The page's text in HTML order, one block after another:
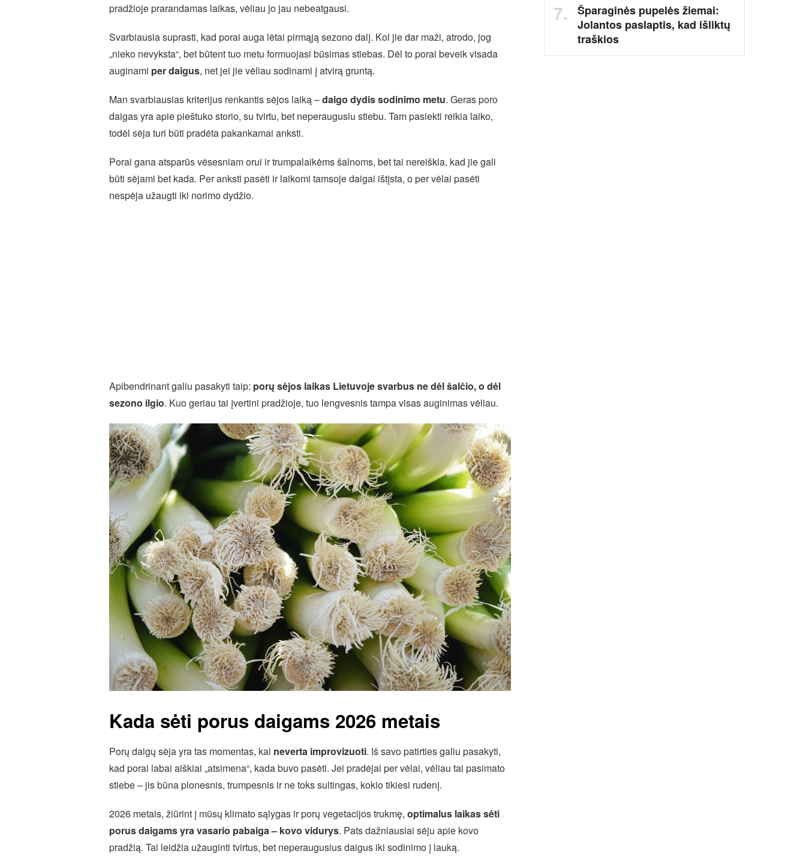
pradžioje prarandamas laikas, vėliau jo jau nebeatgausi.
Svarbiausia suprasti, kad porai auga lėtai pirmąją sezono dalį. Kol jie dar maži, atrodo, jog
„nieko nevyksta“, bet būtent tuo metu formuojasi būsimas stiebas. Dėl to porai beveik visada
auginami per daigus, net jei jie vėliau sodinami į atvirą gruntą.
Man svarbiausias kriterijus renkantis sėjos laiką –daigo dydis sodinimo metu. Geras poro
daigas yra apie pieštuko storio, su tvirtu, bet neperaugusiu stiebu. Tam pasiekti reikia laiko,
todėl sėja turi būti pradėta pakankamai anksti.
Porai gana atsparūs vėsesniam orui ir trumpalaikėms šalnoms, bet tai nereiškia, kad jie gali
būti sėjami bet kada. Per anksti pasėti ir laikomi tamsoje daigai ištįsta, o per vėlai pasėti
nespėja užaugti iki norimo dydžio.
Apibendrinant galiu pasakyti taip: porų sėjos laikas Lietuvoje svarbus ne dėl šalčio, o dėl
sezono ilgio. Kuo geriau tai įvertini pradžioje, tuo lengvesnis tampa visas auginimas vėliau.
Kada sėti porus daigams 2026 metais
Porų daigų sėja yra tas momentas, kai neverta improvizuoti. Iš savo patirties galiu pasakyti,
kad porai labai aiškiai „atsimena“, kada buvo pasėti. Jei pradėjai per vėlai, vėliau tai pasimato
stiebe – jis būna plonesnis, trumpesnis ir ne toks sultingas, kokio tikiesi rudenį.
2026 metais, žiūrint į mūsų klimato sąlygas ir porų vegetacijos trukmę, optimalus laikas sėti
porus daigams yra vasario pabaiga – kovo vidurys. Pats dažniausiai sėju apie kovo
pradžią. Tai leidžia užauginti tvirtus, bet neperaugusius daigus iki sodinimo į lauką.
Šparaginės pupelės žiemai:
Jolantos paslaptis, kad išliktų
traškios